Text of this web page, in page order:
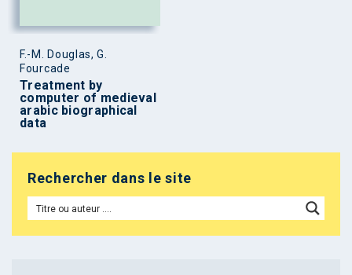
F.-M. Douglas, G.
Fourcade
Treatment by
computer of medieval
arabic biographical
data
Rechercher dans le site